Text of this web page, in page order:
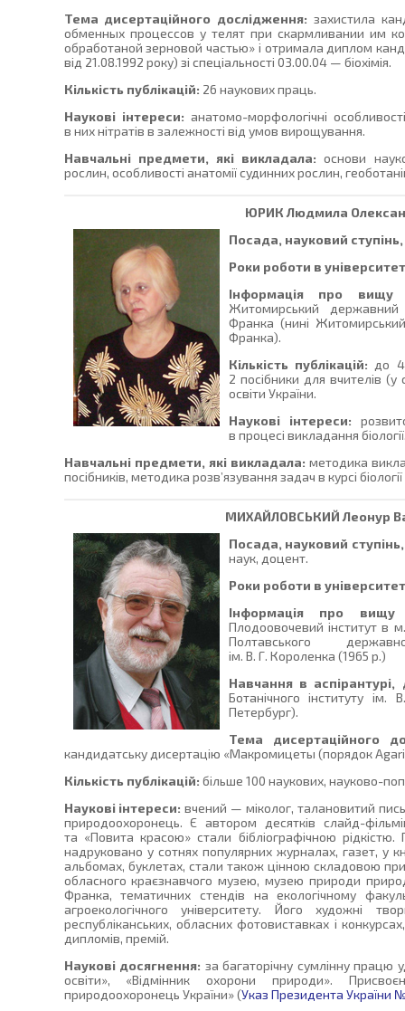
Тема дисертаційного дослідження: захистила
обменных процессов у телят при скармливании им
обработаной зерновой частью» і отримала диплом
від 21.08.1992 року) зі спеціальності 03.00.04 — біохімія.
Кількість публікацій: 26 наукових праць.
Наукові інтереси:анатомо-морфологічні
в них нітратів в залежності від умов вирощування.
Навчальні предмети, які викладала:основи
рослин, особливості анатомії судинних рослин,
ЮРИК Людмила
Посада, науковий
Роки роботи в
Інформація про вищу
Житомирський державний
Франка (нині
Франка).
Кількість публікацій: до
2 посібники для вчителів (у
освіти України.
Наукові інтереси:
в процесі викладання
Навчальні предмети, які викладала: методика
посібників, методика розв’язування задач в курсі
МИХАЙЛОВСЬКИЙ Леонур
Посада, науковий
наук, доцент.
Роки роботи в
Інформація про вищу
Плодоовочевий інститут в
Полтавського
ім. В. Г. Короленка (1965 р.)
Навчання в аспірантурі,
Ботанічного інституту
Петербург).
Тема дисертаційного
кандидатську дисертацію «Макромицеты (порядок
Кількість публікацій: більше 100 наукових, науково-
Наукові інтереси:вчений — міколог, талановитий
природоохоронець. Є автором десятків слайд-
та «Повита красою» стали бібліографічною
надруковано у сотнях популярних журналах, газет, у
альбомах, буклетах, стали також цінною складовою
обласного краєзнавчого музею, музею природи
Франка, тематичних стендів на екологічному
агроекологічного університету. Його художні
республіканських, обласних фотовиставках і
дипломів, премій.
Наукові досягнення: за багаторічну сумлінну працю
освіти», «Відмінник охорони природи».
природоохоронець України» (Указ Президента України